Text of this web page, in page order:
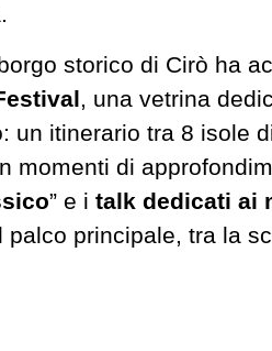
storico di Cirò ha
, una vetrina
un itinerario tra 8 isole
momenti di
” e i talk dedicati ai
palco principale, tra la